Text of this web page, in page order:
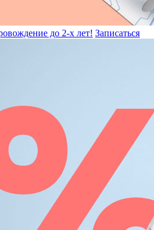
до 2-х лет! Записаться